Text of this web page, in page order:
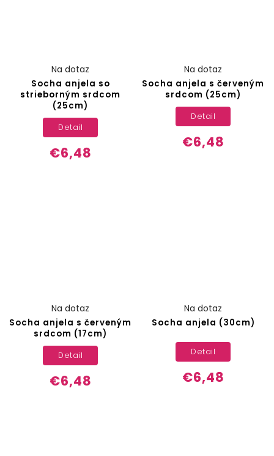
Socha anjela so
strieborným srdcom
(25cm)
Na dotaz
€6,48
Detail
Socha anjela s červeným
srdcom (25cm)
Na dotaz
€6,48
Detail
Socha anjela s červeným
srdcom (17cm)
Na dotaz
€6,48
Detail
Socha anjela (30cm)
Na dotaz
€6,48
Detail